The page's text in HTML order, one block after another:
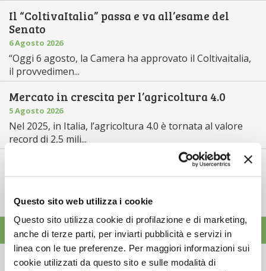
Questo sito web utilizza i cookie
Questo sito utilizza cookie di profilazione e di marketing,
anche di terze parti, per inviarti pubblicità e servizi in
linea con le tue preferenze. Per maggiori informazioni sui
cookie utilizzati da questo sito e sulle modalità di
Il “ColtivaItalia” passa e va all’esame del
Senato
6 Agosto 2026
“Oggi 6 agosto, la Camera ha approvato il Coltivaitalia,
il provvedimen...
Mercato in crescita per l’agricoltura 4.0
5 Agosto 2026
Nel 2025, in Italia, l’agricoltura 4.0 è tornata al valore
record di 2,5 mili...
Saldi Pac: ogni anno entro fine gennaio
3 Agosto 2026
tempistica predefinita e r...
ALTRE NEWS